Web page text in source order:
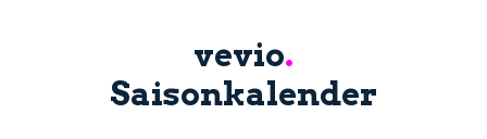
vevio.
Saisonkalender